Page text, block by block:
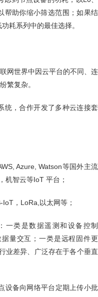
帮助你缩小筛选范围；如果结
耗系列中的最佳选择。
网世界中因云平台的不同、连
繁复杂。
统，合作开发了多种云连接套
Azure, Watson等国外主流
机智云等IoT 平台；
，LoRa,以太网等；
一类是数据遥测和设备控制
据量交互；一类是远程固件更
业差异、广泛存在于各个垂直
设备向网络平台定期上传小批